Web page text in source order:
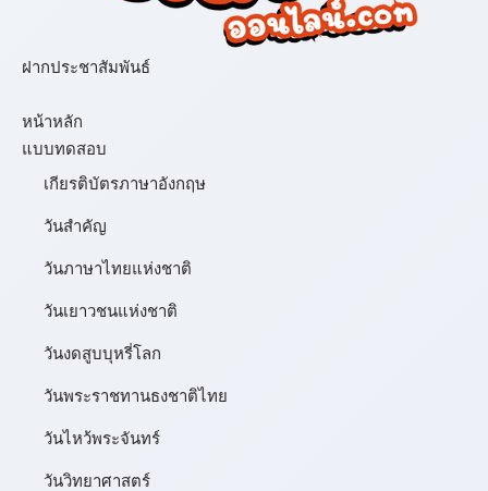
ฝากประชาสัมพันธ์
หน้าหลัก
แบบทดสอบ
เกียรติบัตรภาษาอังกฤษ
วันสำคัญ
วันภาษาไทยแห่งชาติ
วันเยาวชนแห่งชาติ
วันงดสูบบุหรี่โลก
วันพระราชทานธงชาติไทย
วันไหว้พระจันทร์​
วันวิทยาศาสตร์